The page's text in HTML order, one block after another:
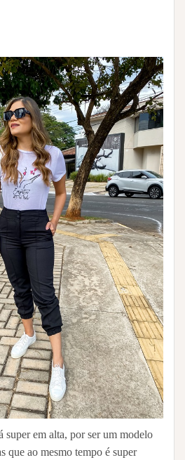
super em alta, por ser um modelo
que ao mesmo tempo é super